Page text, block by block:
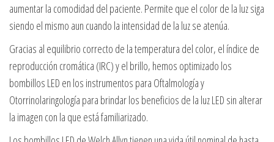
aumentar la comodidad del paciente. Permite que el color de la luz siga
siendo el mismo aun cuando la intensidad de la luz se atenúa.
Gracias al equilibrio correcto de la temperatura del color, el índice de
reproducción cromática (IRC) y el brillo, hemos optimizado los
bombillos LED en los instrumentos para Oftalmología y
Otorrinolaringología para brindar los beneficios de la luz LED sin alterar
la imagen con la que está familiarizado.